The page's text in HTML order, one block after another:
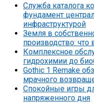
Служба каталога
фундамент
инфраструктурой
Земля в
производство: что
Комплексное
гидрохимии до
Gothic 1 Remake
мрачного
Спокойные игры
напряженного дня